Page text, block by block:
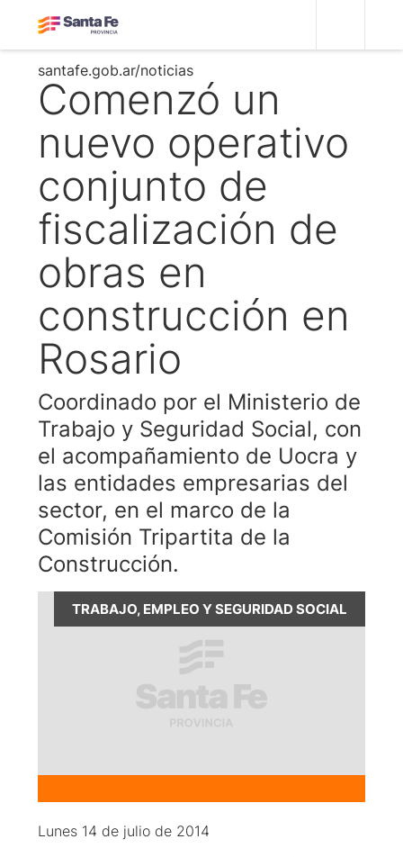
santafe.gob.ar/noticias
Comenzó un
nuevo operativo
conjunto de
fiscalización de
obras en
construcción en
Rosario
Coordinado por el Ministerio de
Trabajo y Seguridad Social, con
el acompañamiento de Uocra y
las entidades empresarias del
sector, en el marco de la
Comisión Tripartita de la
Construcción.
TRABAJO, EMPLEO Y SEGURIDAD SOCIAL
Lunes 14 de julio de 2014